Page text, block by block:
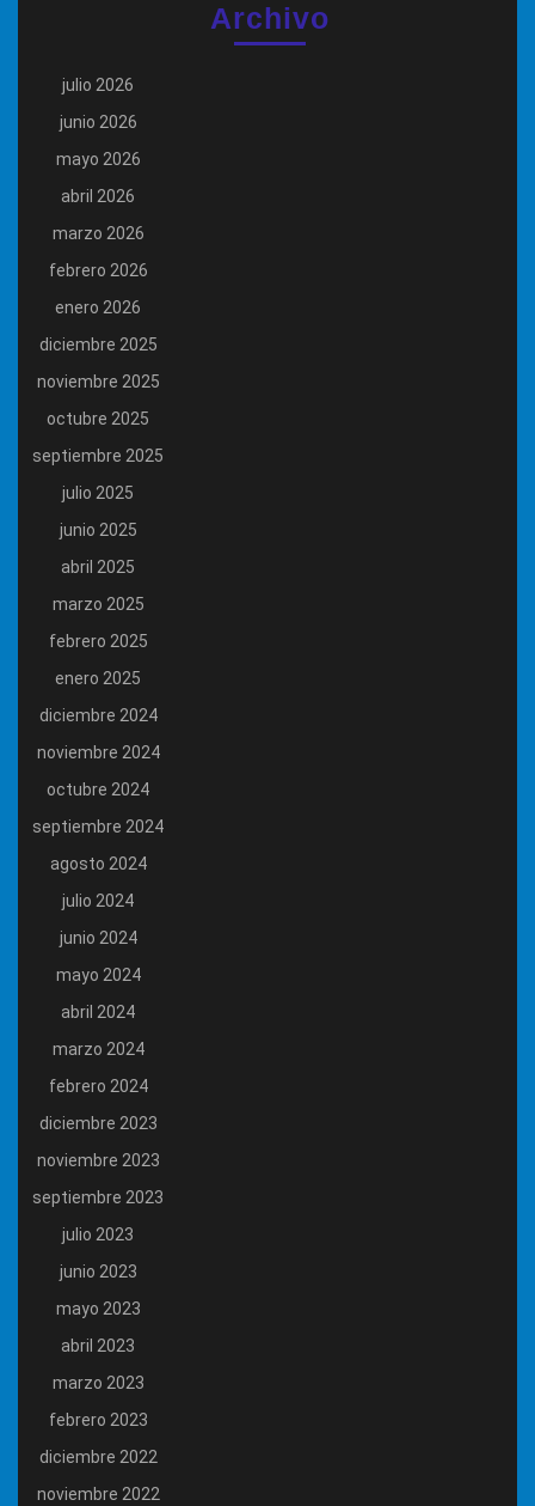
Archivo
julio 2026
junio 2026
mayo 2026
abril 2026
marzo 2026
febrero 2026
enero 2026
diciembre 2025
noviembre 2025
octubre 2025
septiembre 2025
julio 2025
junio 2025
abril 2025
marzo 2025
febrero 2025
enero 2025
diciembre 2024
noviembre 2024
octubre 2024
septiembre 2024
agosto 2024
julio 2024
junio 2024
mayo 2024
abril 2024
marzo 2024
febrero 2024
diciembre 2023
noviembre 2023
septiembre 2023
julio 2023
junio 2023
mayo 2023
abril 2023
marzo 2023
febrero 2023
diciembre 2022
noviembre 2022